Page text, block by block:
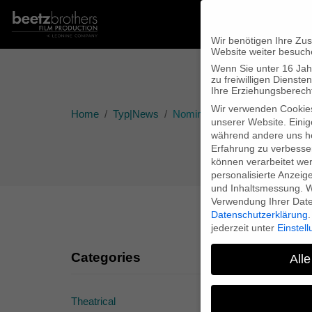
Home Typ|News Nominierung Banff
Categories
Theatrical
Wir benötigen Ihre
Website weiter
Wenn Sie unter 16
zu freiwilligen
Ihre
Wir verwenden
unserer Website.
während andere uns
Erfahrung zu
können verarbeitet
personalisierte
und Inhaltsmessung.
Verwendung Ihrer
Datenschutzerklärung
jederzeit unter